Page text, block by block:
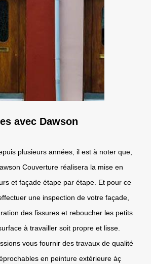
avec Dawson
plusieurs années, il est à noter que,
Couverture réalisera la mise en
et façade étape par étape. Et pour ce
une inspection de votre façade,
des fissures et reboucher les petits
à travailler soit propre et lisse.
vous fournir des travaux de qualité
en peinture extérieure àç